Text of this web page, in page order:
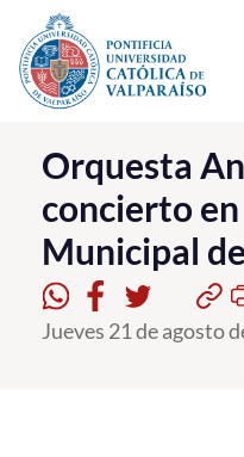
Click acá para ir directamente
La Universidad
Investigación, Creación
PUCV Internacional
Vinculación con el
Orquesta
concierto
Municipal
Jueves 21 de agosto